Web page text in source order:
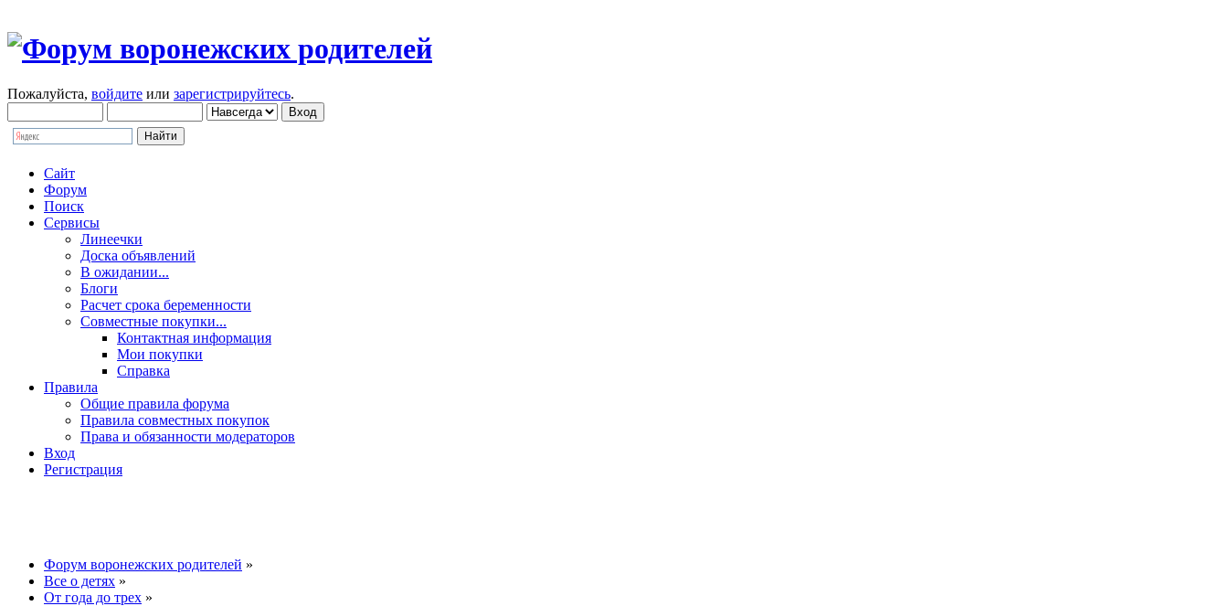
Пожалуйста, войдите или зарегистрируйтесь.
Сайт
Форум
Поиск
Сервисы
Линеечки
Доска объявлений
В ожидании...
Блоги
Расчет срока беременности
Совместные покупки...
Контактная информация
Мои покупки
Справка
Правила
Общие правила форума
Правила совместных покупок
Права и обязанности модераторов
Вход
Регистрация
Форум воронежских родителей »
Все о детях »
От года до трех »